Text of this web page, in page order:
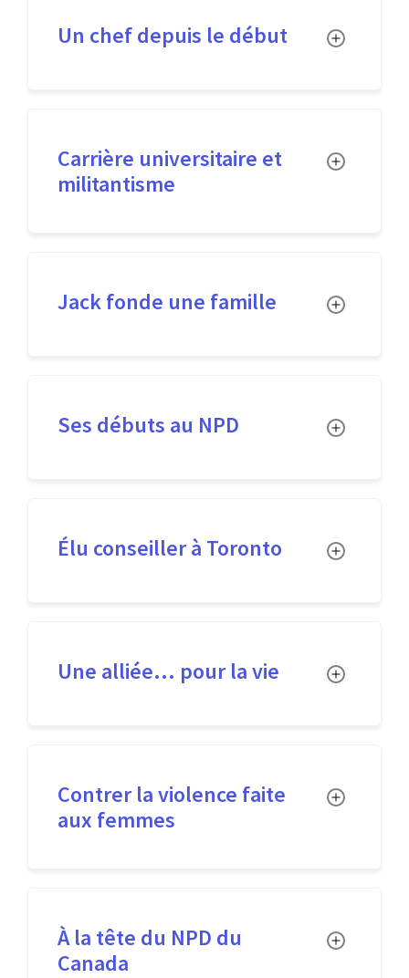
Un chef depuis le début Toggle
Carrière universitaire et
militantisme
Toggle
Jack fonde une famille Toggle
Ses débuts au NPD Toggle
Élu conseiller à Toronto Toggle
Une alliée... pour la vie Toggle
Contrer la violence faite
aux femmes
Toggle
À la tête du NPD du
Canada
Toggle